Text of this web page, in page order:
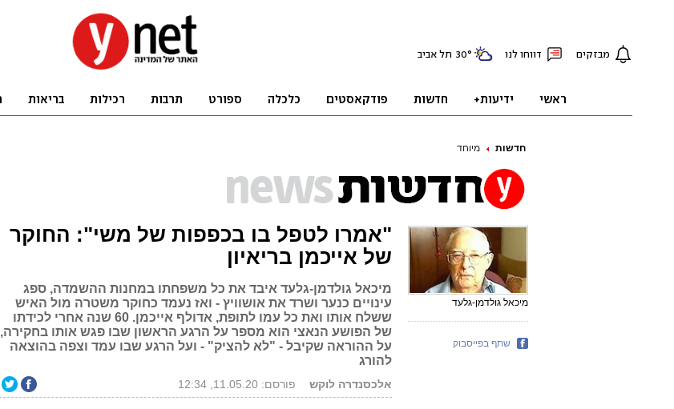
חדשות מיוחד
"אמרו לטפל בו בכפפות של משי": החוקר
של אייכמן בריאיון
מיכאל גולדמן-גלעד איבד את כל משפחתו במחנות ההשמדה, ספג
עינויים כנער ושרד את אושוויץ - ואז נעמד כחוקר משטרה מול האיש
ששלח אותו ואת כל עמו לתופת, אדולף אייכמן. 60 שנה אחרי לכידתו
של הפושע הנאצי הוא מספר על הרגע הראשון שבו פגש אותו בחקירה,
על ההוראה שקיבל - "לא להציק" - ועל הרגע שבו עמד וצפה בהוצאה
להורג
אלכסנדרה לוקש פורסם: 11.05.20, 12:34
מיכאל גולדמן-גלעד
שתף בפייסבוק